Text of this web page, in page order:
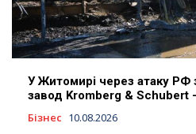
У Житомирі через атаку РФ
завод Kromberg & Schubert
Бізнес 10.08.2026